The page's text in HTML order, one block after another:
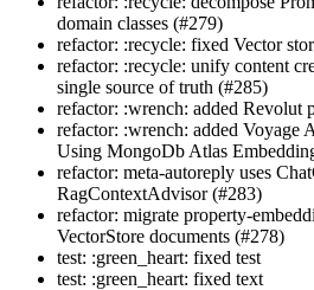
domain classes (#279)
refactor: :recycle: fixed Vector
refactor: :recycle: unify content
single source of truth (#285)
refactor: :wrench: added Revolut
refactor: :wrench: added Voyage
Using MongoDb Atlas
refactor: meta-autoreply uses
RagContextAdvisor (#283)
refactor: migrate property-
VectorStore documents (#278)
test: :green_heart: fixed test
test: :green_heart: fixed text